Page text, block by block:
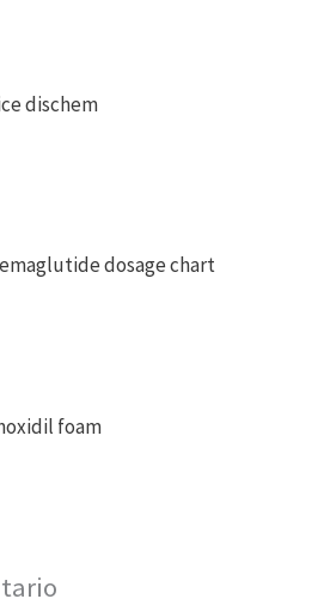
dischem
dosage chart
foam